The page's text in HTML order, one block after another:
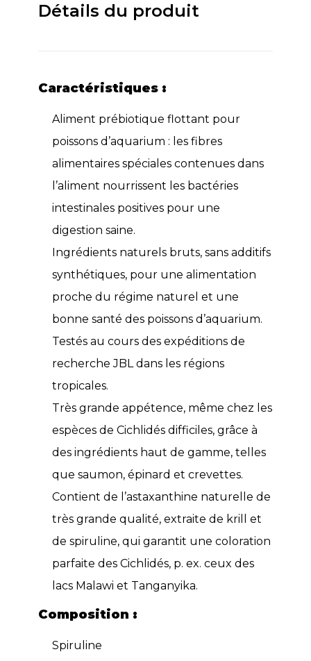
Détails du produit
Caractéristiques :
Aliment prébiotique flottant pour
poissons d’aquarium : les fibres
alimentaires spéciales contenues dans
l’aliment nourrissent les bactéries
intestinales positives pour une
digestion saine.
Ingrédients naturels bruts, sans additifs
synthétiques, pour une alimentation
proche du régime naturel et une
bonne santé des poissons d’aquarium.
Testés au cours des expéditions de
recherche JBL dans les régions
tropicales.
Très grande appétence, même chez les
espèces de Cichlidés difficiles, grâce à
des ingrédients haut de gamme, telles
que saumon, épinard et crevettes.
Contient de l’astaxanthine naturelle de
très grande qualité, extraite de krill et
de spiruline, qui garantit une coloration
parfaite des Cichlidés, p. ex. ceux des
lacs Malawi et Tanganyika.
Composition :
Spiruline